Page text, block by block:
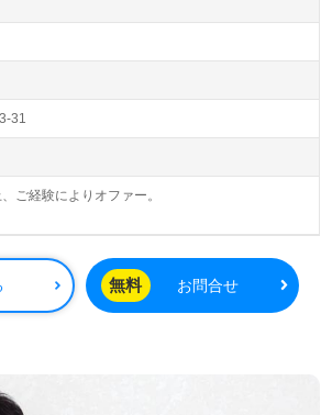
資格/未経験応募可能枠】『落合南長崎
室個室）『グランダ哲学堂公園』株式
ルケア様の運営です。従業員18,200人
全国に350拠点以上の有料老人ホー
で事業展開されています。業界トップク
教育研修プログラムも充実。『入社し
声も届く企業様です。
つける！『これからのキャリアが楽し
のキャリアを描いてみませんか◎
験のある方はもちろん、これから介護
ってきて良かったと思えた』『新たな目
31
ご経験によりオファー。
無料 お問合せ